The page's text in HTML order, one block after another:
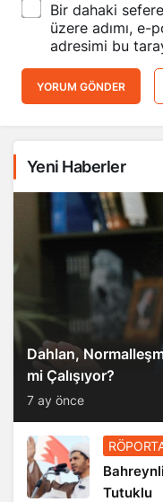
Bir dahaki
üzere adımı,
adresimi bu
YORUM GÖNDER
Yeni Haberler
Dahlan,
mi Çalışıyor?
7 ay önce
Tutuklu